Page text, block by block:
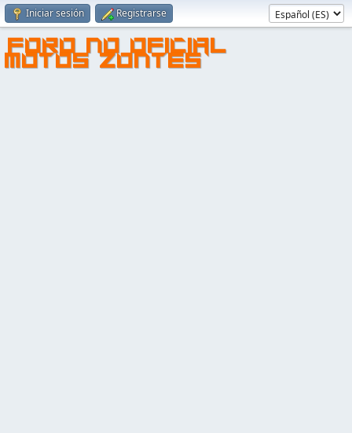
Iniciar sesión Registrarse
FORO NO OFICIAL
MOTOS ZONTES